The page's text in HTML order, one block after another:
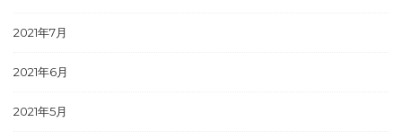
2021年7月
2021年6月
2021年5月